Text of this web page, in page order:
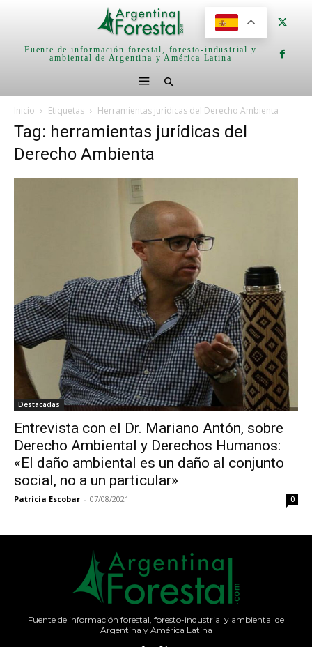
Fuente de información forestal, foresto-industrial y
ambiental de Argentina y América Latina
Inicio Etiquetas Herramientas jurídicas del Derecho Ambienta
Tag: herramientas jurídicas del
Derecho Ambienta
Destacadas
Entrevista con el Dr. Mariano Antón, sobre
Derecho Ambiental y Derechos Humanos:
«El daño ambiental es un daño al conjunto
social, no a un particular»
Patricia Escobar - 07/08/2021 0
Fuente de información forestal, foresto-industrial y ambiental de
Argentina y América Latina